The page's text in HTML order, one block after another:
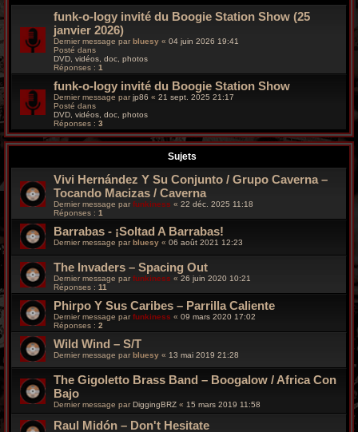
c
o
funk-o-logy invité du Boogie Station Show (25
janvier 2026)
Dernier message par bluesy « 04 juin 2026 19:41
Posté dans
DVD, vidéos, doc, photos
Réponses : 1
funk-o-logy invité du Boogie Station Show
Dernier message parjp86 « 21 sept. 2025 21:17
Posté dans
DVD, vidéos, doc, photos
Réponses : 3
Sujets
Vivi Hernández Y Su Conjunto / Grupo Caverna –
Tocando Macizas / Caverna
Dernier message par funkiness « 22 déc. 2025 11:18
Réponses : 1
Barrabas - ¡Soltad A Barrabas!
Dernier message parbluesy « 06 août 2021 12:23
The Invaders – Spacing Out
Dernier message par funkiness « 26 juin 2020 10:21
Réponses : 11
Phirpo Y Sus Caribes – Parrilla Caliente
Dernier message parfunkiness « 09 mars 2020 17:02
Réponses : 2
Wild Wind – S/T
Dernier message par bluesy « 13 mai 2019 21:28
The Gigoletto Brass Band – Boogalow / Africa Con
Bajo
Dernier message par DiggingBRZ « 15 mars 2019 11:58
Raul Midón – Don't Hesitate